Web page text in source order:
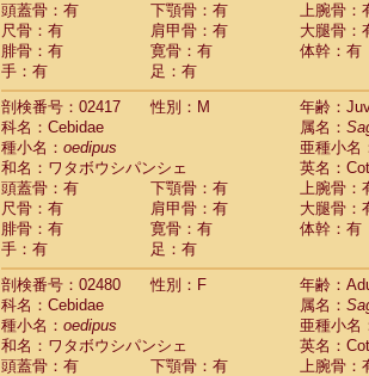
頭蓋骨：有
下顎骨：有
上腕骨：
尺骨：有
肩甲骨：有
大腿骨：
腓骨：有
寛骨：有
体幹：有
手：有
足：有
剖検番号：02417
性別：M
年齢：
科名：Cebidae
属名：
種小名： oedipus
亜種小名
和名：ワタボウシパンシェ
英名：
頭蓋骨：有
下顎骨：有
上腕骨：
尺骨：有
肩甲骨：有
大腿骨：
腓骨：有
寛骨：有
体幹：有
手：有
足：有
剖検番号：02480
性別：F
年齢：
科名：Cebidae
属名：
種小名： oedipus
亜種小名
和名：ワタボウシパンシェ
英名：
頭蓋骨：有
下顎骨：有
上腕骨：